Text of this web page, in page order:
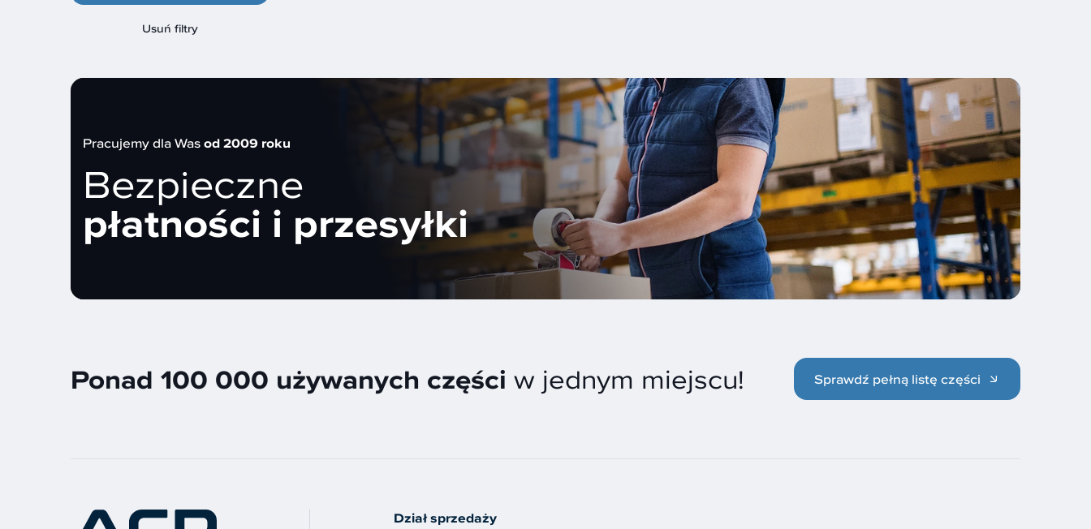
Usuń filtry
Pracujemy dla Wasod 2009 roku
Bezpieczne
płatności i przesyłki
Ponad 100 000 używanych części w jednym miejscu! Sprawdź pełną listę części
Dział sprzedaży